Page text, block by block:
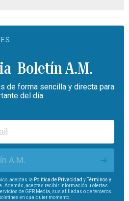
Boletín A.M.
de forma sencilla y directa para
del día.
A.M.
aceptas la Política de Privacidad yTérminos y
Además, aceptas recibir información u ofertas
de GFR Media, sus afiliadas o de terceros.
en cualquier momento.